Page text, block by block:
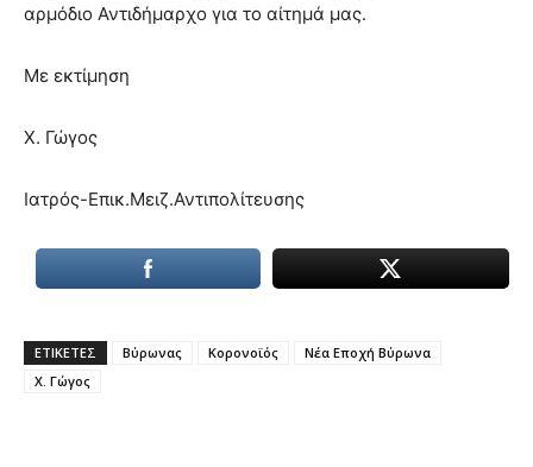
αρμόδιο Αντιδήμαρχο για το αίτημά μας.
Με εκτίμηση
Χ. Γώγος
Ιατρός-Επικ.Μειζ.Αντιπολίτευσης
ΕΤΙΚΕΤΕΣ Βύρωνας Κορονοϊός
Νέα Εποχή Βύρωνα
Χ. Γώγος